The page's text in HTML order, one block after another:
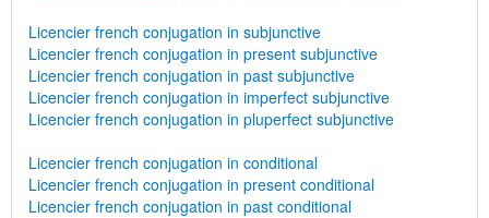
Licencier french conjugation in subjunctive
Licencier french conjugation in present subjunctive
Licencier french conjugation in past subjunctive
Licencier french conjugation in imperfect subjunctive
Licencier french conjugation in pluperfect subjunctive
Licencier french conjugation in conditional
Licencier french conjugation in present conditional
Licencier french conjugation in past conditional